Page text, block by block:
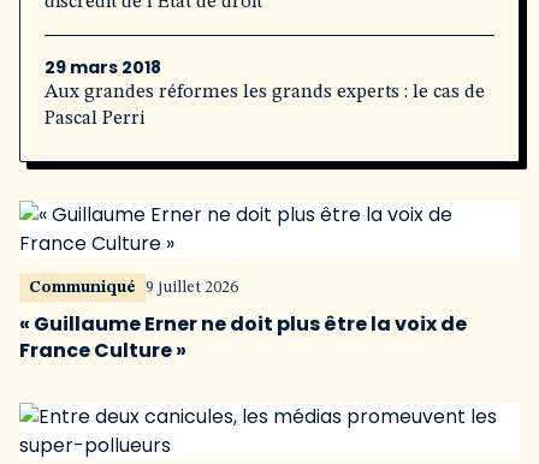
29 mars 2018
Aux grandes réformes les grands experts : le cas de
Pascal Perri
Communiqué 9 juillet 2026
« Guillaume Erner ne doit plus être la voix de
France Culture »